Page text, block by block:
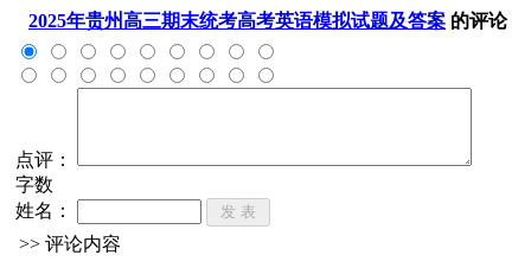
2025年贵州高三期末统考高考英语模拟试题及答案 的评论
点评：
字数
姓名：
>> 评论内容